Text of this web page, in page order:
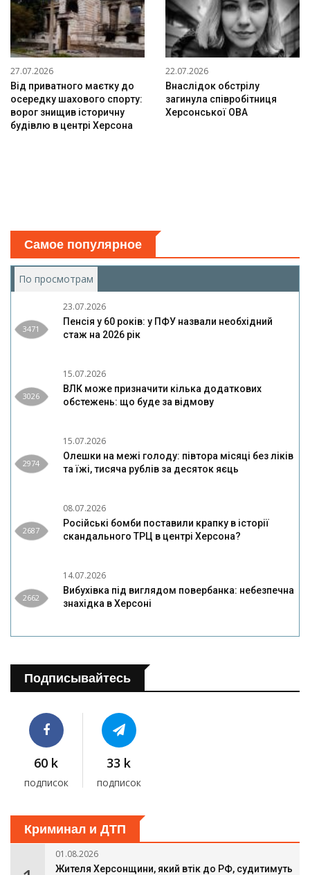
27.07.2026
Від приватного маєтку до
осередку шахового спорту:
ворог знищив історичну
будівлю в центрі Херсона
22.07.2026
Внаслідок обстрілу
загинула співробітниця
Херсонської ОВА
Самое популярное
По просмотрам
3471
23.07.2026
Пенсія у 60 років: у ПФУ назвали необхідний
стаж на 2026 рік
3026
15.07.2026
ВЛК може призначити кілька додаткових
обстежень: що буде за відмову
2974
15.07.2026
Олешки на межі голоду: півтора місяці без ліків
та їжі, тисяча рублів за десяток яєць
2687
08.07.2026
Російські бомби поставили крапку в історії
скандального ТРЦ в центрі Херсона?
2662
14.07.2026
Вибухівка під виглядом повербанка: небезпечна
знахідка в Херсоні
Подписывайтесь
60 k
подписок
33 k
подписок
Криминал и ДТП
01.08.2026
Жителя Херсонщини, який втік до РФ, судитимуть